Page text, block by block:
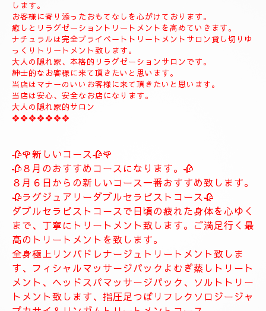
❖❖❖❖❖❖❖❖❖❖❖❖❖❖
🍀お店のコンセプト🍀
当店は純粋で健全なリラクゼーションサロンです。お客様へのお
もてなしを一番に大切にしています。
お客様には質の高いトリートメント丁寧な接客、カウンセリング
を致します。
くつろげる空間の中で上質なトリートメントで心身共にリラック
スして頂き、ワンランク上のおもてなしで疲れた貴方様のお体を
丁寧なトリートメントで癒やします。
ナチュラルはお客様のお体と健康維持のメンテナスサロンを目指
します。
お客様に寄り添ったおもてなしを心がけております。
癒しとリラグゼーショントリートメントを高めていきます。
ナチュラルは完全プライベートトリートメントサロン貸し切りゆ
っくりトリートメント致します。
大人の隠れ家、本格的リラグゼーションサロンです。
紳士的なお客様に来て頂きたいと思います。
当店はマナーのいいお客様に来て頂きたいと思います。
当店は安心、安全なお店になります。
大人の隠れ家的サロン
❖❖❖❖❖❖❖